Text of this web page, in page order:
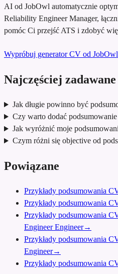
AI od JobOwl automatycznie
Reliability Engineer Manager,
pomóc Ci przejść ATS i zdobyć
Wypróbuj generator CV od JobOwl
Najczęściej
Jak długie powinno być
Czy warto dodać
Jak wyróżnić moje
Czym różni się objective od
Powiązane
Przykłady podsumowania
Przykłady podsumowania
Przykłady podsumowania
Engineer Engineer→
Przykłady podsumowania
Engineer→
Przykłady podsumowania